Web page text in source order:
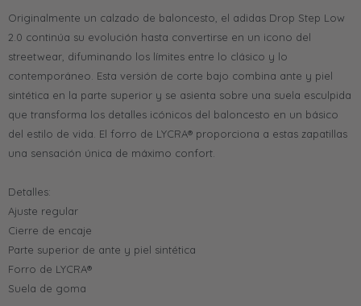
Originalmente un calzado de baloncesto, el adidas Drop Step Low
2.0 continúa su evolución hasta convertirse en un icono del
streetwear, difuminando los límites entre lo clásico y lo
contemporáneo. Esta versión de corte bajo combina ante y piel
sintética en la parte superior y se asienta sobre una suela esculpida
que transforma los detalles icónicos del baloncesto en un básico
del estilo de vida. El forro de LYCRA® proporciona a estas zapatillas
una sensación única de máximo confort.
Detalles:
Ajuste regular
Cierre de encaje
Parte superior de ante y piel sintética
Forro de LYCRA®
Suela de goma